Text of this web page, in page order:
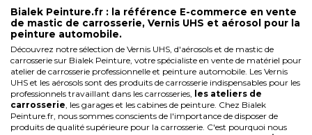
Bialek Peinture.fr : la référence E-commerce en vente
de mastic de carrosserie, Vernis UHS et aérosol pour la
peinture automobile.
Découvrez notre sélection de Vernis UHS, d'aérosols et de mastic de
carrosserie sur Bialek Peinture, votre spécialiste en vente de matériel pour
atelier de carrosserie professionnelle et peinture automobile. Les Vernis
UHS et les aérosols sont des produits de carrosserie indispensables pour les
professionnels travaillant dans les carrosseries, les ateliers de
carrosserie, les garages et les cabines de peinture. Chez Bialek
Peinture.fr, nous sommes conscients de l'importance de disposer de
produits de qualité supérieure pour la carrosserie. C'est pourquoi nous